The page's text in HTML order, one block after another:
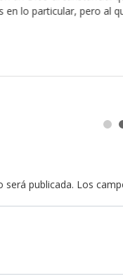
de manera confusa.
será publicada. Los